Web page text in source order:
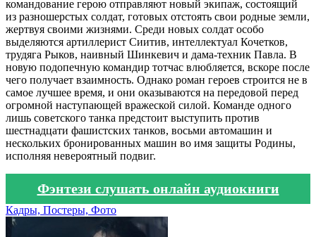
командование герою отправляют новый экипаж, состоящий
из разношерстых солдат, готовых отстоять свои родные земли,
жертвуя своими жизнями. Среди новых солдат особо
выделяются артиллерист Сиитив, интеллектуал Кочетков,
трудяга Рыков, наивный Шинкевич и дама-техник Павла. В
новую подопечную командир тотчас влюбляется, вскоре после
чего получает взаимность. Однако роман героев строится не в
самое лучшее время, и они оказываются на передовой перед
огромной наступающей вражеской силой. Команде одного
лишь советского танка предстоит выступить против
шестнадцати фашистских танков, восьми автомашин и
нескольких бронированных машин во имя защиты Родины,
исполняя невероятный подвиг.
Фэнтези слушать онлайн аудиокниги
Кадры, Постеры, Фото